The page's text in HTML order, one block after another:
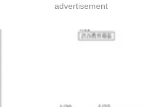
advertisement